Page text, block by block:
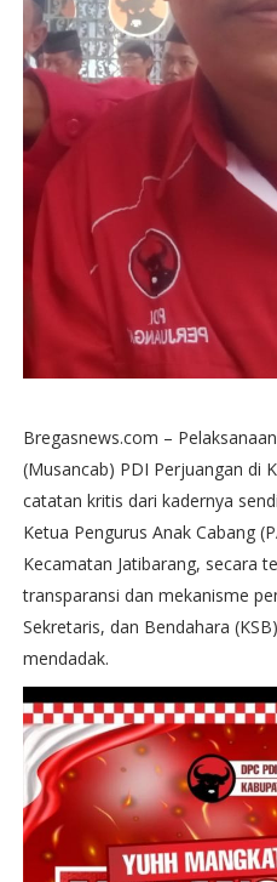
​Bregasnews.com –
(Musancab) PDI Perjuangan di
catatan kritis dari kadernya
Ketua Pengurus Anak Cabang
Kecamatan Jatibarang, secara
transparansi dan mekanisme
Sekretaris, dan Bendahara
mendadak.